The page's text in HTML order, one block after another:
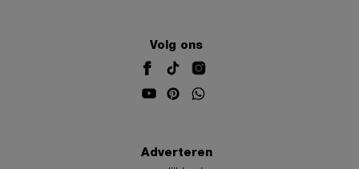
Volg ons
Adverteren